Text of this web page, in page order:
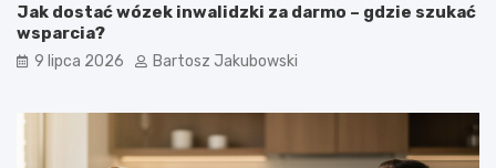
Jak dostać wózek inwalidzki za darmo – gdzie szukać
wsparcia?
9 lipca 2026 Bartosz Jakubowski